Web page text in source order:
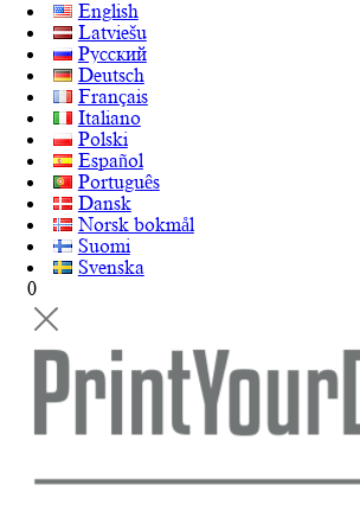
English
Latviešu
Русский
Deutsch
Français
Italiano
Polski
Español
Português
Dansk
Norsk bokmål
Suomi
Svenska
0